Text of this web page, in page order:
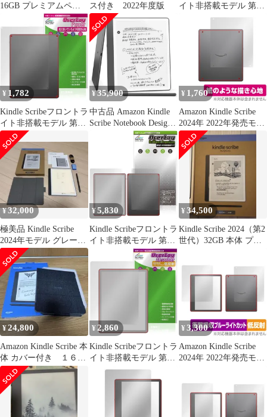
16GB プレミアムペ
ン・純正ケース付
ス付き 2022年度版
イト非搭載モデル 第3
世代 26年 表 背面 保護
フィルム OverLay 9H
¥ 1,782
Kindle Scribeフロントラ
イト非搭載モデル 第3
世代 26年 背面保護フィ
ルム OverLay Paper for
キンドル ザラザラした
手触り ホールド感
¥ 35,900
中古品 Amazon Kindle
Scribe Notebook Design -
10.2インチディスプレ
イ 64GBストレージ ノ
ムペン付き タングステ
¥ 1,760
Amazon Kindle Scribe
2024年 2022年発売モデ
ル 背面 保護フィルム
OverLay Paper for アマ
ゾン キンドル ザラザラ
した手触り
¥32,000
極美品 Kindle Scribe
2024年モデル グレー
16GB
¥5,830
Kindle Scribeフロントラ
イト非搭載モデル 第3
世代 26年 表 背面 保護
フィルム OverLay
Brilliant Premium for キ
¥34,500
Kindle Scribe 2024（第2
世代）32GB 本体 プレ
¥24,800
Amazon Kindle Scribe 本
体 カバー付き １６
GB
¥ 2,860
Kindle Scribeフロントラ
イト非搭載モデル 第3
世代 26年 保護フィルム
OverLay Absorber 低反
¥ 3,300
Amazon Kindle Scribe
2024年 2022年発売モデ
Absorber 低反射 for ア